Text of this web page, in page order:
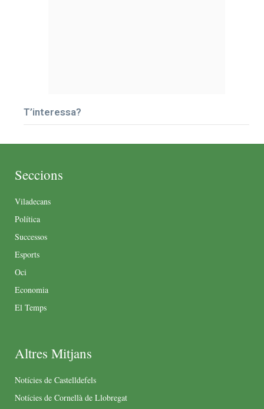
T’interessa?
Seccions
Viladecans
Política
Successos
Esports
Oci
Economia
El Temps
Altres Mitjans
Notícies de Castelldefels
Notícies de Cornellà de Llobregat